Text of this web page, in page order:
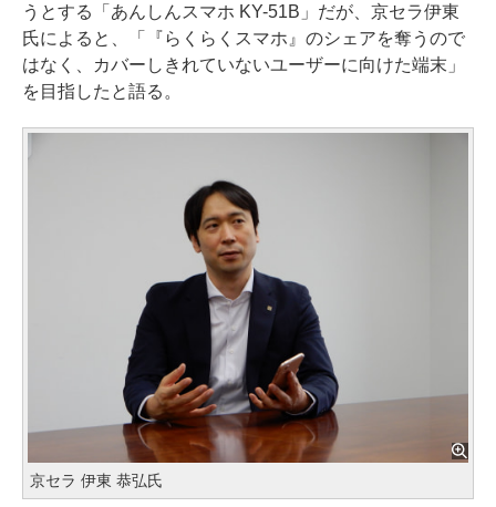
うとする「あんしんスマホ KY-51B」だが、京セラ伊東
氏によると、「『らくらくスマホ』のシェアを奪うので
はなく、カバーしきれていないユーザーに向けた端末」
を目指したと語る。
京セラ 伊東 恭弘氏